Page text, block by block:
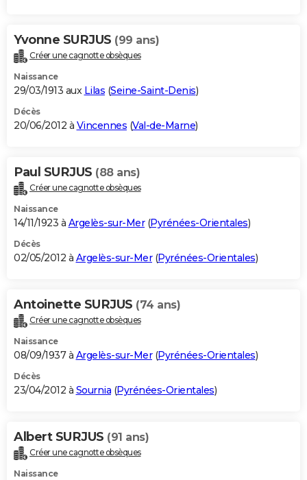
Yvonne SURJUS (99 ans)
Créer une cagnotte obsèques
Naissance
29/03/1913 aux Lilas (Seine-Saint-Denis)
Décès
20/06/2012 à Vincennes (Val-de-Marne)
Paul SURJUS (88 ans)
Créer une cagnotte obsèques
Naissance
14/11/1923 à Argelès-sur-Mer(Pyrénées-Orientales)
Décès
02/05/2012 à Argelès-sur-Mer(Pyrénées-Orientales)
Antoinette SURJUS (74 ans)
Créer une cagnotte obsèques
Naissance
08/09/1937 à Argelès-sur-Mer(Pyrénées-Orientales)
Décès
23/04/2012 à Sournia (Pyrénées-Orientales)
Albert SURJUS (91 ans)
Créer une cagnotte obsèques
Naissance